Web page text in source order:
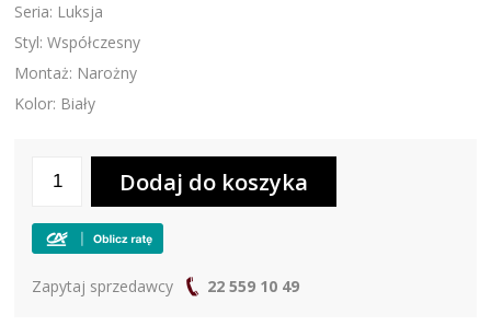
Seria: Luksja
Styl: Współczesny
Montaż: Narożny
Kolor: Biały
Zapytaj sprzedawcy 22 559 10 49